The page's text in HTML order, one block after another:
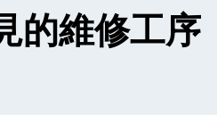
的維修工序